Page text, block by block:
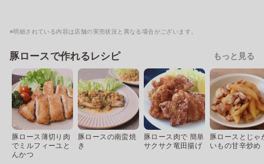
※明細されている内容は店舗の実売状況と異なる場合がございます。
豚ロースで作れるレシピ もっと見る
豚ロース薄切り肉
でミルフィーユと
んかつ
豚ロースの南蛮焼
き
豚ロース肉で 簡単
サクサク竜田揚げ
豚ロースとじゃ
いもの甘辛炒め